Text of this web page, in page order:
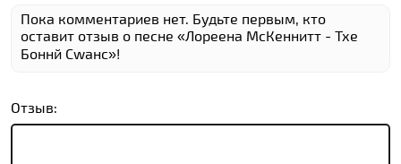
Пока комментариев нет. Будьте первым, кто
оставит отзыв о песне «Лореена МcКеннитт - Тхе
Боннй Сwанс»!
Отзыв: